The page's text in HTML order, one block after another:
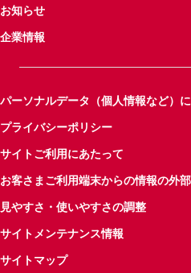
お知らせ
企業情報
パーソナルデータ（個人情報など）
プライバシーポリシー
サイトご利用にあたって
お客さまご利用端末からの情報の外
見やすさ・使いやすさの調整
サイトメンテナンス情報
サイトマップ